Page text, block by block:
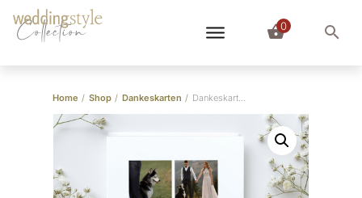
Collection 0
Home / Shop / Dankeskarten / Dankeskarte Gallery Style